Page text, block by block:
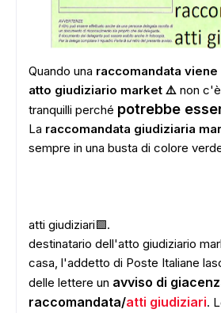
Quando una raccomandata
atto giudiziario market ⚠️ non
tranquilli perché potrebbe
La raccomandata giudiziaria
sempre in una busta di colore
atti giudiziari🟩.
destinatario dell'atto giudiziario
casa, l'addetto di Poste Italiane
delle lettere un avviso di
raccomandata/atti giudiziari.